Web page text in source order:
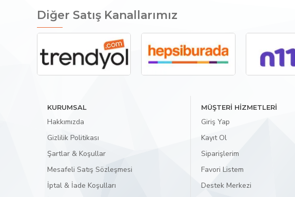
Diğer Satış Kanallarımız
KURUMSAL
Hakkımızda
Gizlilik Politikası
Şartlar & Koşullar
Mesafeli Satış Sözleşmesi
İptal & İade Koşulları
MÜŞTERİ HİZMETLERİ
Giriş Yap
Kayıt Ol
Siparişlerim
Favori Listem
Destek Merkezi